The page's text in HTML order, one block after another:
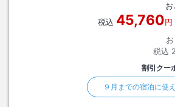
お
税込 45,760円
税込
割引クー
９月までの宿泊に使